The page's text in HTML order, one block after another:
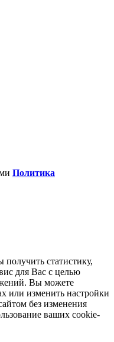
Политика
статистику,
для Вас с целью
Вы можете
или изменить настройки
без изменения
ваших cookie-